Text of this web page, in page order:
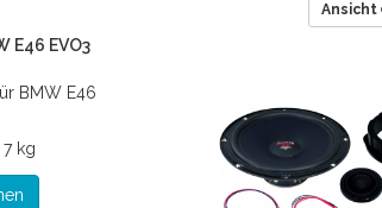
Ansicht
E46 EVO3
BMW E46
7 kg